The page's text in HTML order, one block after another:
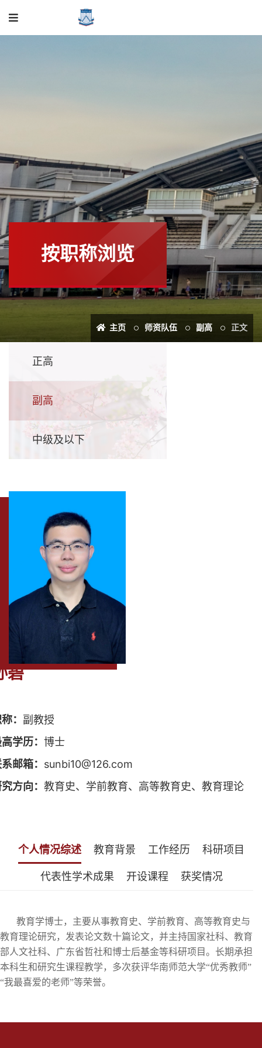
按职称浏览
主页 师资队伍 副高 正文
正高
副高
中级及以下
碧
： 副教授
学历： 博士
邮箱： sunbi10@126.com
方向： 教育史、学前教育、高等教育史、教育理论
个人情况综述 教育背景 工作经历 科研项目
代表性学术成果 开设课程 获奖情况
教育学博士，主要从事教育史、 学前教育、 高等教育史与
教育理论研究， 发表论文数十篇论文，并主持国家社科、教育
部人文社科、 广东省哲社和博士后基金等科研项目。长期承担
本科生和研究生课程教学，多次获评华南师范大学“优秀教师”
“我最喜爱的老师”等荣誉。